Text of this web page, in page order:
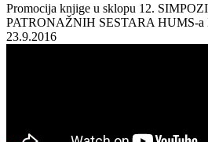
Promocija knjige u sklopu 12.
PATRONAŽNIH SESTARA HUMS-
23.9.2016